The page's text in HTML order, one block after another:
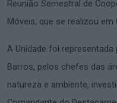
Reunião Semestral de
Móveis, que se realizou em
A Unidade foi representada
Barros, pelos chefes das
natureza e ambiente,